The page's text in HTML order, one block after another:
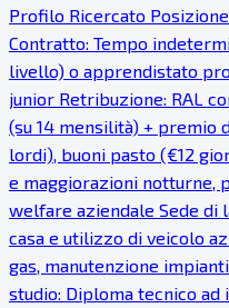
Profilo Ricercato
Contratto: Tempo
livello) o apprendistato
junior Retribuzione: RAL
(su 14 mensilità) + premio
lordi), buoni pasto (€12
e maggiorazioni notturne,
welfare aziendale Sede di
casa e utilizzo di veicolo
gas, manutenzione
studio: Diploma tecnico